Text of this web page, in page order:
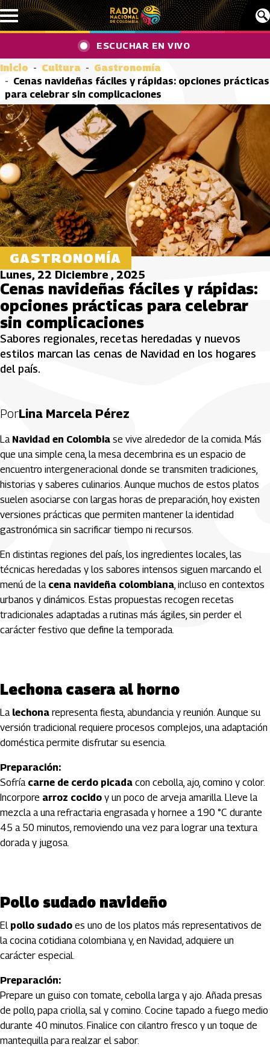
Pasar al contenido principal
ESCUCHAR EN VIVO
Inicio Cultura
Gastronomía
Cenas navideñas fáciles y rápidas: opciones prácticas
para celebrar sin complicaciones
GASTRONOMÍA
Lunes, 22 Diciembre , 2025
Cenas navideñas fáciles y rápidas:
opciones prácticas para celebrar
sin complicaciones
Sabores regionales, recetas heredadas y nuevos
estilos marcan las cenas de Navidad en los hogares
del país.
PorLina Marcela Pérez
La Navidad en Colombia se vive alrededor de la comida. Más
que una simple cena, la mesa decembrina es un espacio de
encuentro intergeneracional donde se transmiten tradiciones,
historias y saberes culinarios. Aunque muchos de estos platos
suelen asociarse con largas horas de preparación, hoy existen
versiones prácticas que permiten mantener la identidad
gastronómica sin sacrificar tiempo ni recursos.
En distintas regiones del país, los ingredientes locales, las
técnicas heredadas y los sabores intensos siguen marcando el
menú de la cena navideña colombiana, incluso en contextos
urbanos y dinámicos. Estas propuestas recogen recetas
tradicionales adaptadas a rutinas más ágiles, sin perder el
carácter festivo que define la temporada.
Lechona casera al horno
La lechona representa fiesta, abundancia y reunión. Aunque su
versión tradicional requiere procesos complejos, una adaptación
doméstica permite disfrutar su esencia.
Preparación:
Sofría carne de cerdo picada con cebolla, ajo, comino y color.
Incorpore arroz cocido y un poco de arveja amarilla. Lleve la
mezcla a una refractaria engrasada y hornee a 190 °C durante
45 a 50 minutos, removiendo una vez para lograr una textura
dorada y jugosa.
Pollo sudado navideño
El pollo sudado es uno de los platos más representativos de
la cocina cotidiana colombiana y, en Navidad, adquiere un
carácter especial.
Preparación:
Prepare un guiso con tomate, cebolla larga y ajo. Añada presas
de pollo, papa criolla, sal y comino. Cocine tapado a fuego medio
durante 40 minutos. Finalice con cilantro fresco y un toque de
mantequilla para realzar el sabor.